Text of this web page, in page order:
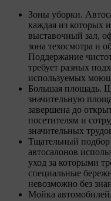
Зоны уборки.
каждая из которых
выставочный зал,
зона техосмотра и
Поддержание
требует разных
используемых
Большая площадь.
значительную
завершена до
посетителям и
значительных
Тщательный
автосалонов
уход за которыми
специальные
невозможно без
Мойка